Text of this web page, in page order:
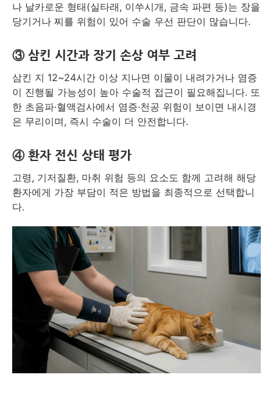
나 날카로운 형태(실타래, 이쑤시개, 금속 파편 등)는 장을
당기거나 찌를 위험이 있어 수술 우선 판단이 많습니다.
③ 삼킨 시간과 장기 손상 여부 고려
삼킨 지 12~24시간 이상 지나면 이물이 내려가거나 염증
이 진행될 가능성이 높아 수술적 접근이 필요해집니다. 또
한 초음파·혈액검사에서 염증·천공 위험이 보이면 내시경
은 무리이며, 즉시 수술이 더 안전합니다.
④ 환자 전신 상태 평가
고령, 기저질환, 마취 위험 등의 요소도 함께 고려해 해당
환자에게 가장 부담이 적은 방법을 최종적으로 선택합니
다.